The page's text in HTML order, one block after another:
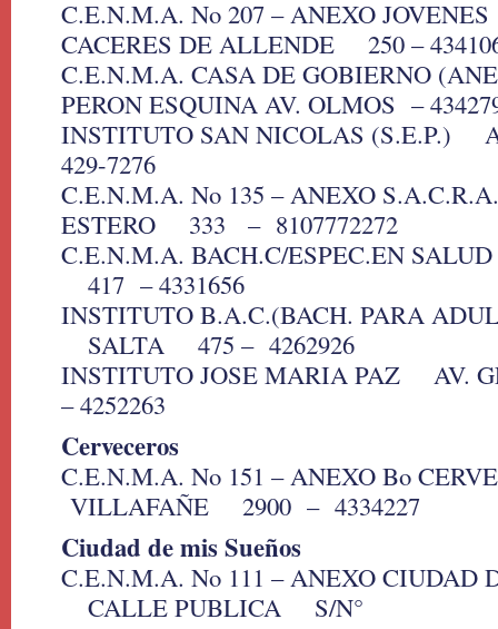
C.E.N.M.A. No 207 – ANEXO
CACERES DE ALLENDE 250 –
C.E.N.M.A. CASA DE GOBIERNO
PERON ESQUINA AV. OLMOS –
INSTITUTO SAN NICOLAS
429-7276
C.E.N.M.A. No 135 – ANEXO
ESTERO 333 – 8107772272
C.E.N.M.A. BACH.C/ESPEC.EN
417 – 4331656
INSTITUTO B.A.C.(BACH. PARA
SALTA 475 – 4262926
INSTITUTO JOSE MARIA PAZ AV.
– 4252263
Cerveceros
C.E.N.M.A. No 151 – ANEXO Bo
VILLAFAÑE 2900 – 4334227
Ciudad de mis Sueños
C.E.N.M.A. No 111 – ANEXO CIUDAD
CALLE PUBLICA S/N°